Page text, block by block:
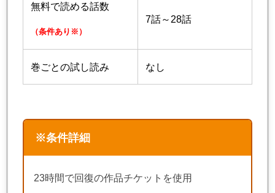
無料で読める話数
（条件あり※）
7話～28話
巻ごとの試し読み なし
※条件詳細
23時間で回復の作品チケットを使用